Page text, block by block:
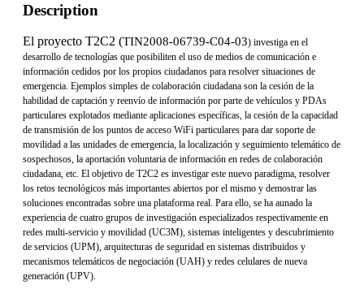
Description
El proyecto T2C2 (TIN2008-06739-C04-03) investiga en el
desarrollo de tecnologías que posibiliten el uso de medios de comunicación e
información cedidos por los propios ciudadanos para resolver situaciones de
emergencia. Ejemplos simples de colaboración ciudadana son la cesión de la
habilidad de captación y reenvío de información por parte de vehículos y PDAs
particulares explotados mediante aplicaciones específicas, la cesión de la capacidad
de transmisión de los puntos de acceso WiFi particulares para dar soporte de
movilidad a las unidades de emergencia, la localización y seguimiento telemático de
sospechosos, la aportación voluntaria de información en redes de colaboración
ciudadana, etc. El objetivo de T2C2 es investigar este nuevo paradigma, resolver
los retos tecnológicos más importantes abiertos por el mismo y demostrar las
soluciones encontradas sobre una plataforma real. Para ello, se ha aunado la
experiencia de cuatro grupos de investigación especializados respectivamente en
redes multi-servicio y movilidad (UC3M), sistemas inteligentes y descubrimiento
de servicios (UPM), arquitecturas de seguridad en sistemas distribuidos y
mecanismos telemáticos de negociación (UAH) y redes celulares de nueva
generación (UPV).